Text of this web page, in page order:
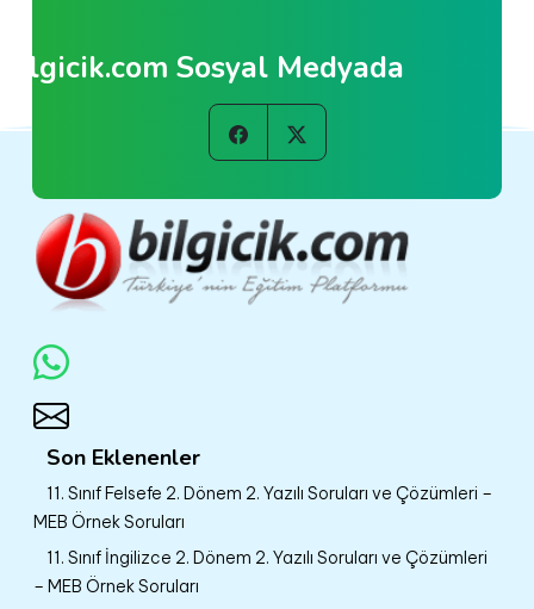
Bilgicik.com Sosyal Medyada
Son Eklenenler
11. Sınıf Felsefe 2. Dönem 2. Yazılı Soruları ve Çözümleri –
MEB Örnek Soruları
11. Sınıf İngilizce 2. Dönem 2. Yazılı Soruları ve Çözümleri
– MEB Örnek Soruları